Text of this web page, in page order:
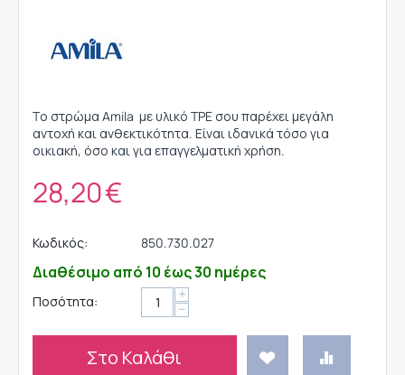
Tο στρώμα Amila με υλικό TPE σου παρέχει μεγάλη
αντοχή και ανθεκτικότητα. Είναι ιδανικά τόσο για
οικιακή, όσο και για επαγγελματική χρήση.
28,20€
Κωδικός: 850.730.027
Διαθέσιμο από 10 έως 30 ημέρες
Ποσότητα: +
−
Στο Καλάθι